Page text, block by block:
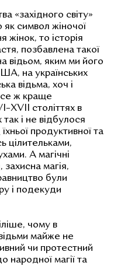
«західного світу»
символ жіночої
жінок, то історія
позбавлена такої
відьом, яким ми його
на українських
відьма, хоч і
ж краще
століттях в
так і не відбулося
продуктивної та
цілительками,
А магічні
захисна магія,
були
і подекуди
чому в
майже не
чи протестний
народної магії та